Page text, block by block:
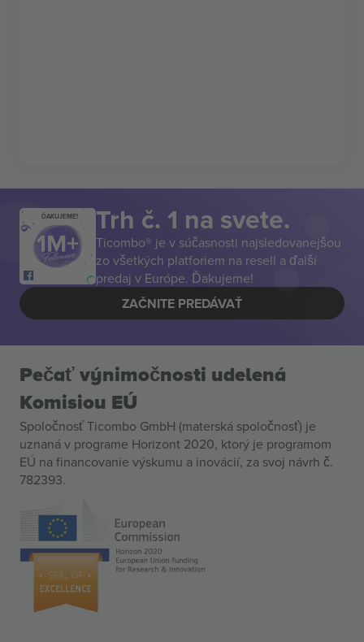
ĎAKUJEME! Trh č. 1 na svete.
Ticombo® je v súčasnosti najsledovanejšou
zo všetkých platforiem na resell a ďalší
predaj v Európe. Ďakujeme!
ZAČNITE PREDÁVAŤ
Pečať výnimočnosti udelená
Komisiou EÚ
Spoločnosť Ticombo GmbH (materská spoločnosť) je
uznaná v programe Horizont 2020, ktorý je programom
EÚ na financovanie výskumu a inovácií, za svoj návrh č.
782393.